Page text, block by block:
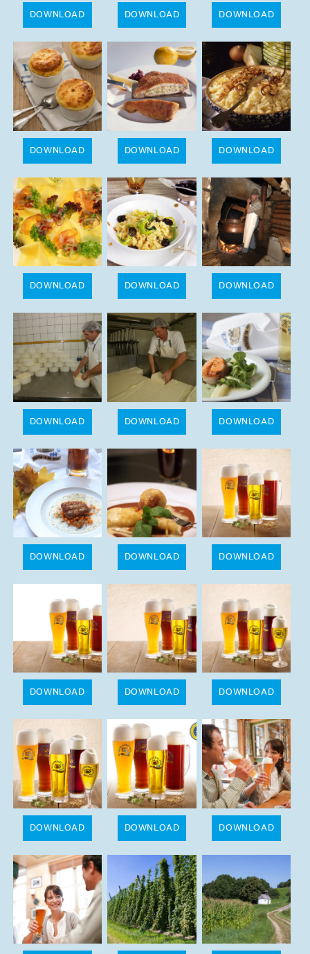
DOWNLOAD DOWNLOAD DOWNLOAD
DOWNLOAD DOWNLOAD DOWNLOAD
DOWNLOAD DOWNLOAD DOWNLOAD
DOWNLOAD DOWNLOAD DOWNLOAD
DOWNLOAD DOWNLOAD DOWNLOAD
DOWNLOAD DOWNLOAD DOWNLOAD
DOWNLOAD DOWNLOAD DOWNLOAD